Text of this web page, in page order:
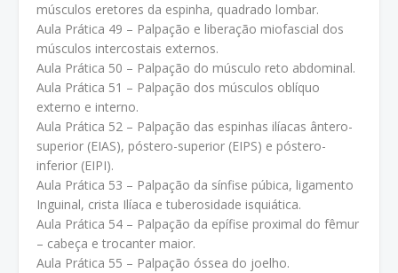
músculos eretores da espinha, quadrado lombar.
Aula Prática 49 – Palpação e liberação miofascial dos
músculos intercostais externos.
Aula Prática 50 – Palpação do músculo reto abdominal.
Aula Prática 51 – Palpação dos músculos oblíquo
externo e interno.
Aula Prática 52 – Palpação das espinhas ilíacas ântero-
superior (EIAS), póstero-superior (EIPS) e póstero-
inferior (EIPI).
Aula Prática 53 – Palpação da sínfise púbica, ligamento
Inguinal, crista Ilíaca e tuberosidade isquiática.
Aula Prática 54 – Palpação da epífise proximal do fêmur
– cabeça e trocanter maior.
Aula Prática 55 – Palpação óssea do joelho.